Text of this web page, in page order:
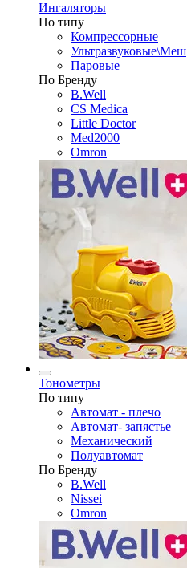
Ингаляторы
По типу
Компрессорные
Ультразвуковые\Меш
Паровые
По Бренду
B.Well
CS Medica
Little Doctor
Med2000
Omron
Тонометры
По типу
Автомат - плечо
Автомат- запястье
Механический
Полуавтомат
По Бренду
B.Well
Nissei
Omron